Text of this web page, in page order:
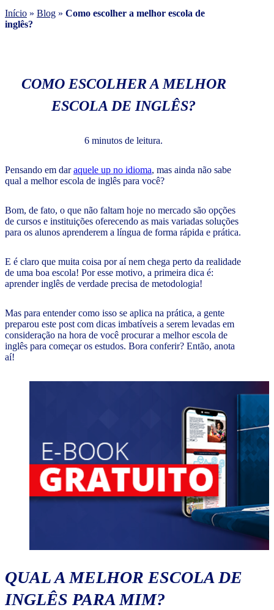
Início » Blog » Como escolher a melhor escola de
inglês?
COMO ESCOLHER A MELHOR
ESCOLA DE INGLÊS?
6 minutos de leitura.
Pensando em daraquele up no idioma, mas ainda não sabe
qual a melhor escola de inglês para você?
Bom, de fato, o que não faltam hoje no mercado são opções
de cursos e instituições oferecendo as mais variadas soluções
para os alunos aprenderem a língua de forma rápida e prática.
E é claro que muita coisa por aí nem chega perto da realidade
de uma boa escola! Por esse motivo, a primeira dica é:
aprender inglês de verdade precisa de metodologia!
Mas para entender como isso se aplica na prática, a gente
preparou este post com dicas imbatíveis a serem levadas em
consideração na hora de você procurar a melhor escola de
inglês para começar os estudos. Bora conferir? Então, anota
aí!
QUAL A MELHOR ESCOLA DE
INGLÊS PARA MIM?